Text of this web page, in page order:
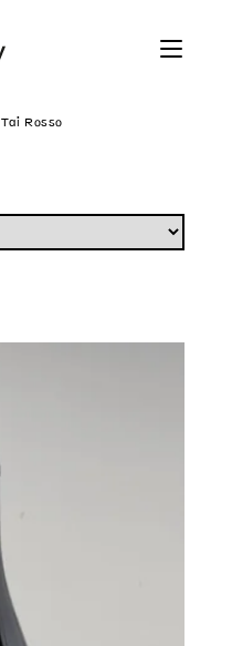
Tai Rosso